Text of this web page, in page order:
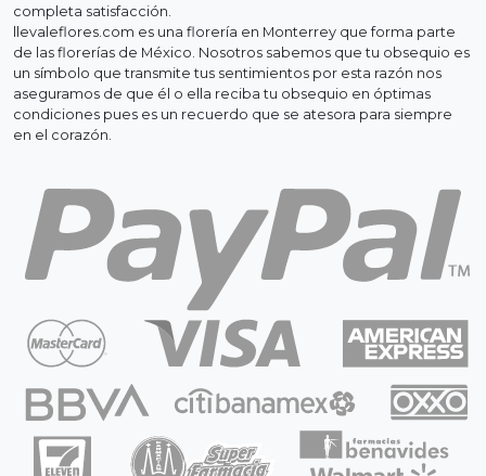
completa satisfacción.
llevaleflores.com es una florería en Monterrey que forma parte
de las florerías de México. Nosotros sabemos que tu obsequio es
un símbolo que transmite tus sentimientos por esta razón nos
aseguramos de que él o ella reciba tu obsequio en óptimas
condiciones pues es un recuerdo que se atesora para siempre
en el corazón.